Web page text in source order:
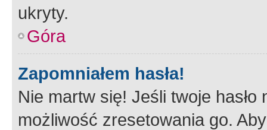
ukryty.
Góra
Zapomniałem hasła!
Nie martw się! Jeśli twoje
możliwość zresetowania go.